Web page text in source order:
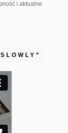
i aktualne